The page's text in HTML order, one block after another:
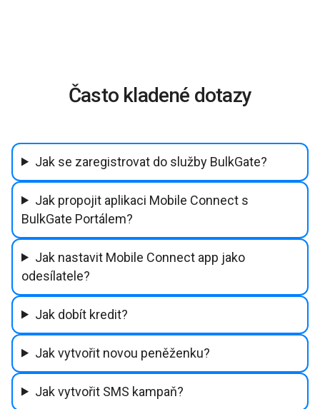
Často kladené dotazy
Jak se zaregistrovat do služby BulkGate?
Jak propojit aplikaci Mobile Connect s
BulkGate Portálem?
Jak nastavit Mobile Connect app jako
odesílatele?
Jak dobít kredit?
Jak vytvořit novou peněženku?
Jak vytvořit SMS kampaň?